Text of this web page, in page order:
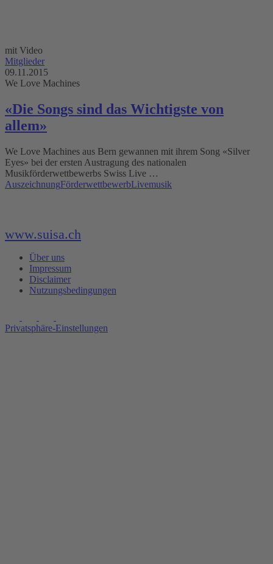
mit Video
Mitglieder
09.11.2015
We Love Machines
«Die Songs sind das Wichtigste von
allem»
We Love Machines aus Bern gewannen mit ihrem Song «Silver
Eyes» bei der ersten Austragung des nationalen
Musikförderwettbewerbs Swiss Live …
AuszeichnungFörderwettbewerbLivemusik
www.suisa.ch
Über uns
Impressum
Disclaimer
Nutzungsbedingungen
Privatsphäre-Einstellungen